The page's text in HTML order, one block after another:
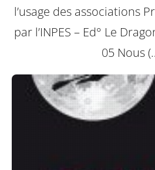
l’usage des associations
par l’INPES – Ed° Le
05 Nous